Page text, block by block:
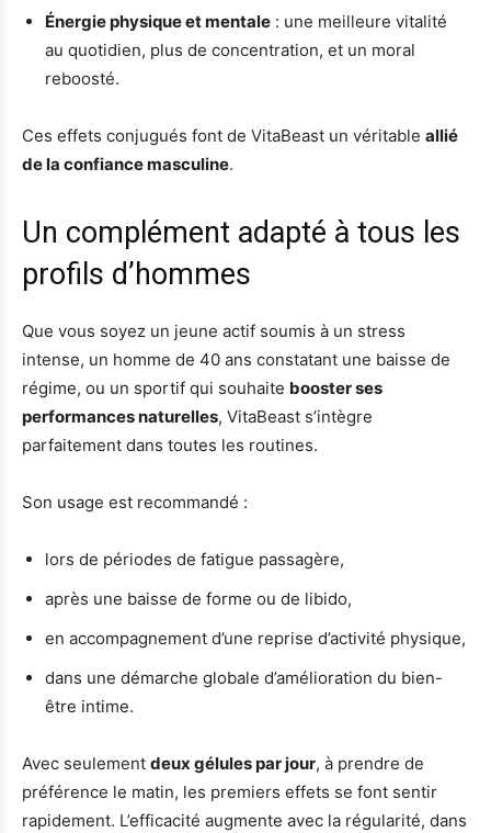
Énergie physique et mentale : une meilleure vitalité
au quotidien, plus de concentration, et un moral
reboosté.
Ces effets conjugués font de VitaBeast un véritable allié
de la confiance masculine.
Un complément adapté à tous les
profils d’hommes
Que vous soyez un jeune actif soumis à un stress
intense, un homme de 40 ans constatant une baisse de
régime, ou un sportif qui souhaite booster ses
performances naturelles, VitaBeast s’intègre
parfaitement dans toutes les routines.
Son usage est recommandé :
lors de périodes de fatigue passagère,
après une baisse de forme ou de libido,
en accompagnement d’une reprise d’activité physique,
dans une démarche globale d’amélioration du bien-
être intime.
Avec seulement deux gélules par jour, à prendre de
préférence le matin, les premiers effets se font sentir
rapidement. L’efficacité augmente avec la régularité, dans